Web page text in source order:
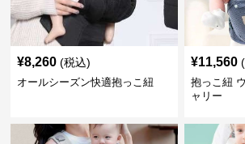
¥8,260 (税込)
オールシーズン快適抱っこ紐
¥11,560
抱っこ紐
ャリー